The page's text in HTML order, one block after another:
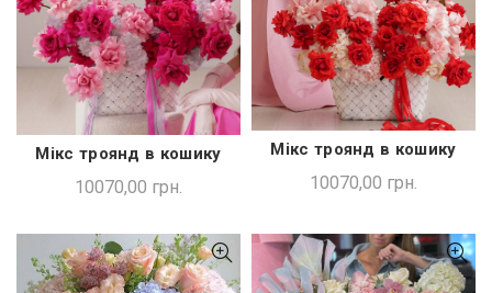
ДОДАТИ В КОШИК
Мікс троянд в кошику
10070,00 грн.
ДОДАТИ В КОШИК
Мікс троянд в кошику
10070,00 грн.